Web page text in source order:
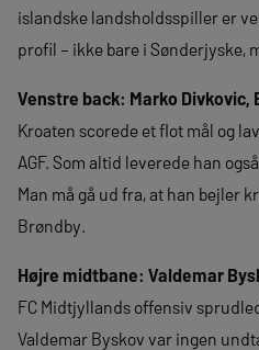
islandske landsholdsspiller er
profil – ikke bare i Sønderjyske,
Venstre back: Marko Divkovic,
Kroaten scorede et flot mål og
AGF. Som altid leverede han
Man må gå ud fra, at han bejler
Brøndby.
Højre midtbane: Valdemar
FC Midtjyllands offensiv
Valdemar Byskov var ingen